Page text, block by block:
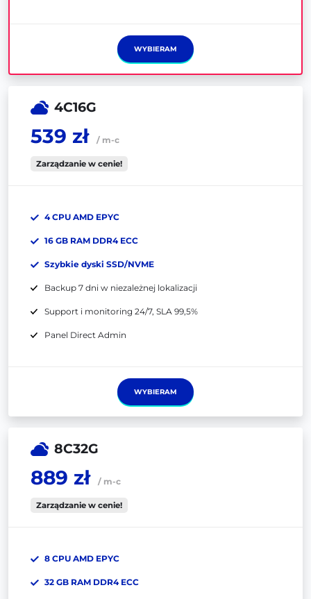
WYBIERAM
4C16G
539 zł / m-c
Zarządzanie w cenie!
4 CPU AMD EPYC
16 GB RAM DDR4 ECC
Szybkie dyski SSD/NVME
Backup 7 dni w niezależnej lokalizacji
Support i monitoring 24/7, SLA 99,5%
Panel Direct Admin
WYBIERAM
8C32G
889 zł / m-c
Zarządzanie w cenie!
8 CPU AMD EPYC
32 GB RAM DDR4 ECC